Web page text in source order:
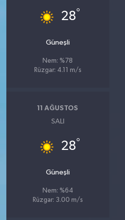
28°
Güneşli
Nem: %78
Rüzgar: 4.11 m/s
11 AĞUSTOS
SALI
28°
Güneşli
Nem: %64
Rüzgar: 3.00 m/s